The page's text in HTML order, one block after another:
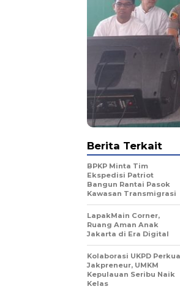
Berita Terkait
BPKP Minta Tim
Ekspedisi Patriot
Bangun Rantai Pasok
Kawasan Transmigrasi
LapakMain Corner,
Ruang Aman Anak
Jakarta di Era Digital
Kolaborasi UKPD
Jakpreneur, UMKM
Kepulauan Seribu Naik
Kelas